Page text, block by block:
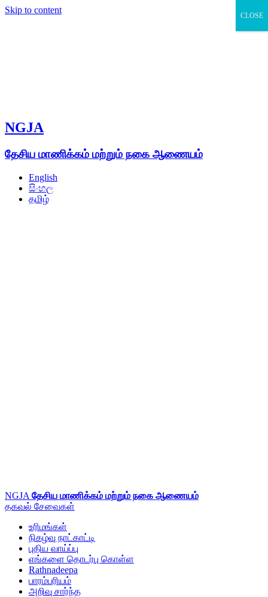
Skip to content
NGJA
தேசிய மாணிக்கம் மற்றும் நகை ஆணையம்
English
සිංහල
தமிழ்
NGJA தேசிய மாணிக்கம் மற்றும் நகை ஆணையம்
தகவல் சேவைகள்
உரிமங்கள்
நிகழ்வு நாட்காட்டி
புதிய வாய்ப்பு
எங்களை தொடர்பு கொள்ள
Rathnadeepa
பாரம்பரியம்
அறிவு சார்ந்த
CLOSE